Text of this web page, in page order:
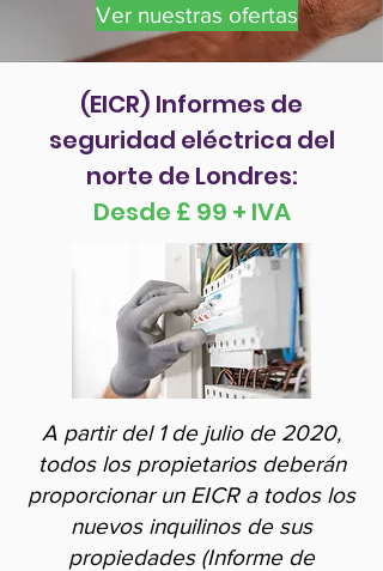
Ver nuestras ofertas
(EICR) Informes de
seguridad eléctrica del
norte de Londres:
Desde £ 99 + IVA
A partir del 1 de julio de 2020,
todos los propietarios deberán
proporcionar un EICR a todos los
nuevos inquilinos de sus
propiedades (Informe de